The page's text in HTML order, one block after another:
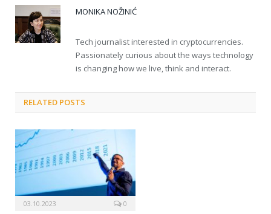
MONIKA NOŽINIĆ
Tech journalist interested in cryptocurrencies.
Passionately curious about the ways technology
is changing how we live, think and interact.
RELATED POSTS
03.10.2023 0